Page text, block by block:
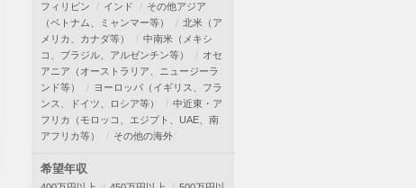
フィリピン
インド
その他アジア
（ベトナム、ミャンマー等）
北米（ア
メリカ、カナダ等）
中南米（メキシ
コ、ブラジル、アルゼンチン等）
オセ
アニア（オーストラリア、ニュージーラ
ンド等）
ヨーロッパ（イギリス、フラ
ンス、ドイツ、ロシア等）
中近東・ア
フリカ（モロッコ、エジプト、UAE、南
アフリカ等）
その他の海外
希望年収